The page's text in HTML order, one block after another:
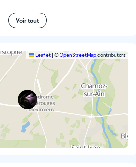
Voir tout
Leaflet ©OpenStreetMapcontributors